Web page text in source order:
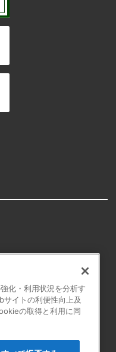
化・利用状況を分析す
イトの利便性向上及
の取得と利用に同